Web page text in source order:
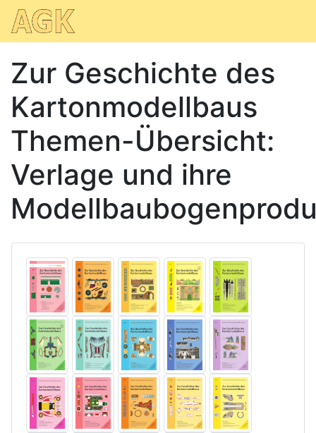
Zur Geschichte des
Kartonmodellbaus
Themen-Übersicht:
Verlage und ihre